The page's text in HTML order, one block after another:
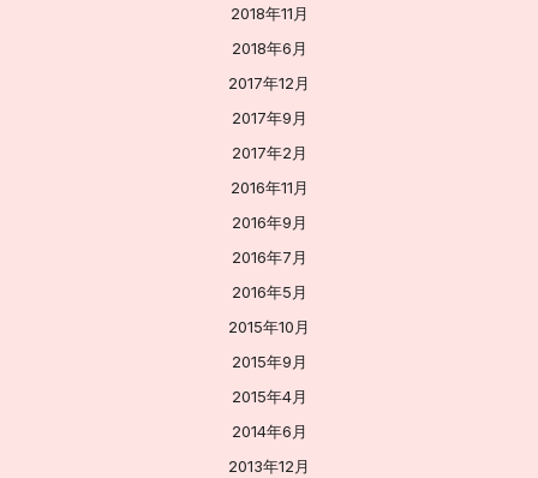
2018年11月
2018年6月
2017年12月
2017年9月
2017年2月
2016年11月
2016年9月
2016年7月
2016年5月
2015年10月
2015年9月
2015年4月
2014年6月
2013年12月